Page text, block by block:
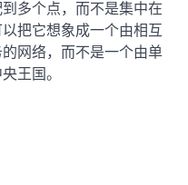
多个点，而不是集中在
把它想象成一个由相互
网络，而不是一个由单
王国。